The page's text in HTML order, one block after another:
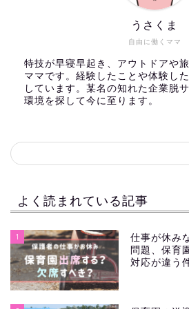
自由に働くママ
うさくま
特技が早寝早起き、アウトドアや
ママです。経験したことや体験し
しています。某名の知れた企業脱
環境を探して今に至ります。
よく読まれている記事
1
仕事が休み
問題、保育
対応が違う